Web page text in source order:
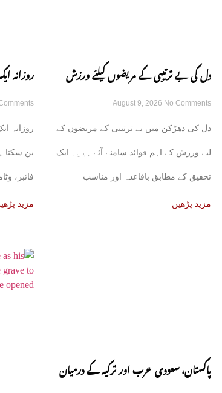
دل کی بے ترتیبی کے مریضوں کیلئے ورزش
کے حیران کن فوائد سامنے آگئے
August 9, 2026 No Comments
دل کی دھڑکن میں بے ترتیبی کے مریضوں کے
لیے ورزش کے اہم فوائد سامنے آئے ہیں۔ ایک
تحقیق کے مطابق باقاعدہ اور مناسب
جسمانی
مزید پڑھیں
روزانہ
کن
روزانہ
بن سکتا
فائبر،
مزید
پاکستان، سعودی عرب اور ترکیہ کے درمیان